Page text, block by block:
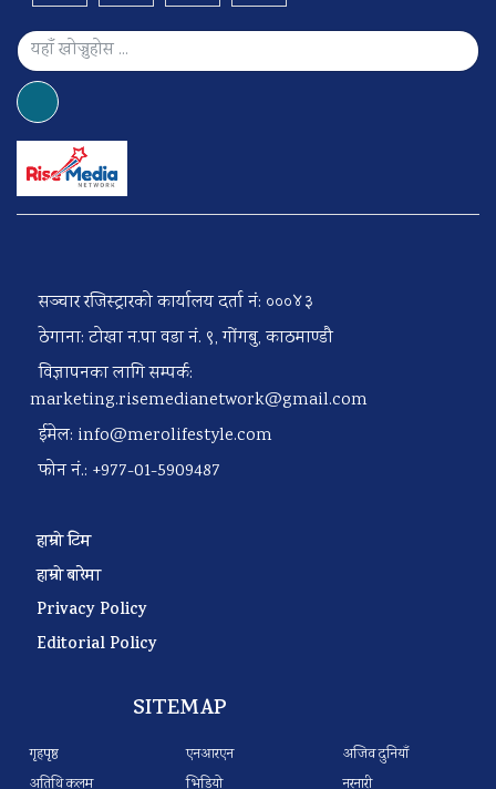
सञ्चार रजिस्ट्रारको कार्यालय दर्ता नं: ०००४३
ठेगाना: टोखा न.पा वडा नं. ९, गोंगबु, काठमाण्डौ
विज्ञापनका लागि सम्पर्क:
marketing.risemedianetwork@gmail.com
ईमेल: info@merolifestyle.com
फोन नं.: +977-01-5909487
हाम्रो टिम
हाम्रो बारेमा
Privacy Policy
Editorial Policy
SITEMAP
गृहपृष्ठ
अतिथि कलम
एनआरएन
भिडियो
अजिव दुनियाँ
नरनारी